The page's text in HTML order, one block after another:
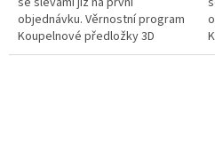
objednávku. Věrnostní program
Koupelnové předložky 3D
okouzlí svým fototiskem,